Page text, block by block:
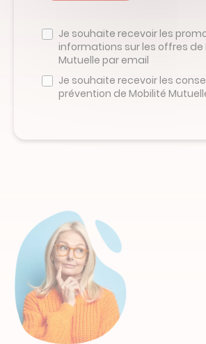
pas
remplir
champ
Je souhaite recevoir les
informations sur les offres de
Mutuelle par email
Je souhaite recevoir les
prévention de Mobilité